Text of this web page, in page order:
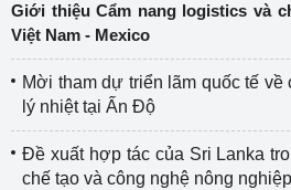
Giới thiệu Cẩm nang logistics và
Việt Nam - Mexico
Mời tham dự triển lãm quốc tế
lý nhiệt tại Ấn Độ
Đề xuất hợp tác của Sri Lanka
chế tạo và công nghệ nông nghiệp